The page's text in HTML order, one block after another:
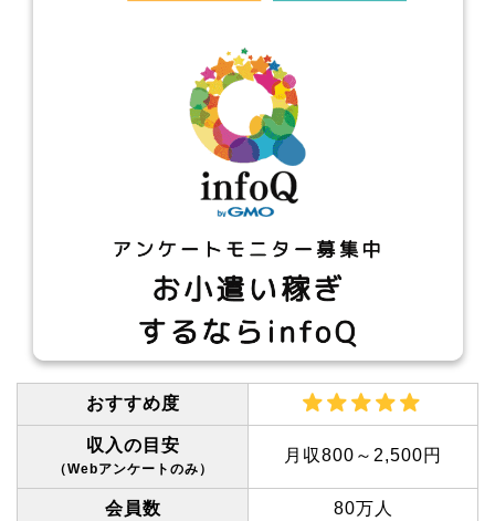
おすすめ度
収入の目安
（Webアンケートのみ）
月収800～2,500円
会員数 80万人